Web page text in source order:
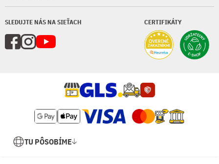
SLEDUJTE NÁS NA SIEŤACH CERTIFIKÁTY
TU PÔSOBÍME